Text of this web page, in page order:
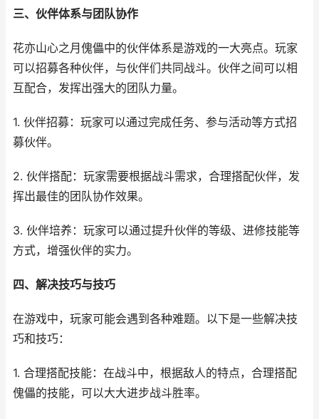
三、伙伴体系与团队协作
花亦山心之月傀儡中的伙伴体系是游戏的一大亮点。玩家
可以招募各种伙伴，与伙伴们共同战斗。伙伴之间可以相
互配合，发挥出强大的团队力量。
1. 伙伴招募：玩家可以通过完成任务、参与活动等方式招
募伙伴。
2. 伙伴搭配：玩家需要根据战斗需求，合理搭配伙伴，发
挥出最佳的团队协作效果。
3. 伙伴培养：玩家可以通过提升伙伴的等级、进修技能等
方式，增强伙伴的实力。
四、解决技巧与技巧
在游戏中，玩家可能会遇到各种难题。以下是一些解决技
巧和技巧：
1. 合理搭配技能：在战斗中，根据敌人的特点，合理搭配
傀儡的技能，可以大大进步战斗胜率。